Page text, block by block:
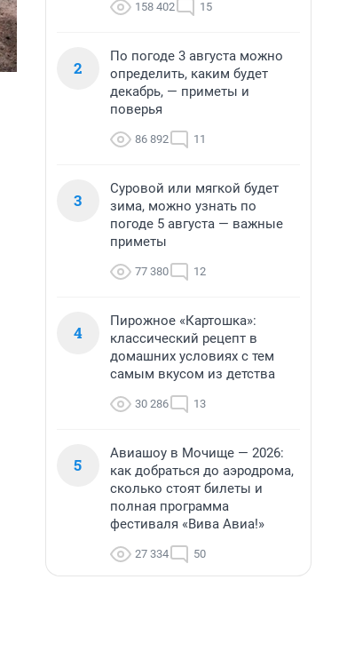
158 402 15
2
По погоде 3 августа можно
определить, каким будет
декабрь, — приметы и
поверья
86 892 11
3
Суровой или мягкой будет
зима, можно узнать по
погоде 5 августа — важные
приметы
77 380 12
4
Пирожное «Картошка»:
классический рецепт в
домашних условиях с тем
самым вкусом из детства
30 286 13
5
Авиашоу в Мочище — 2026:
как добраться до аэродрома,
сколько стоят билеты и
полная программа
фестиваля «Вива Авиа!»
27 334 50